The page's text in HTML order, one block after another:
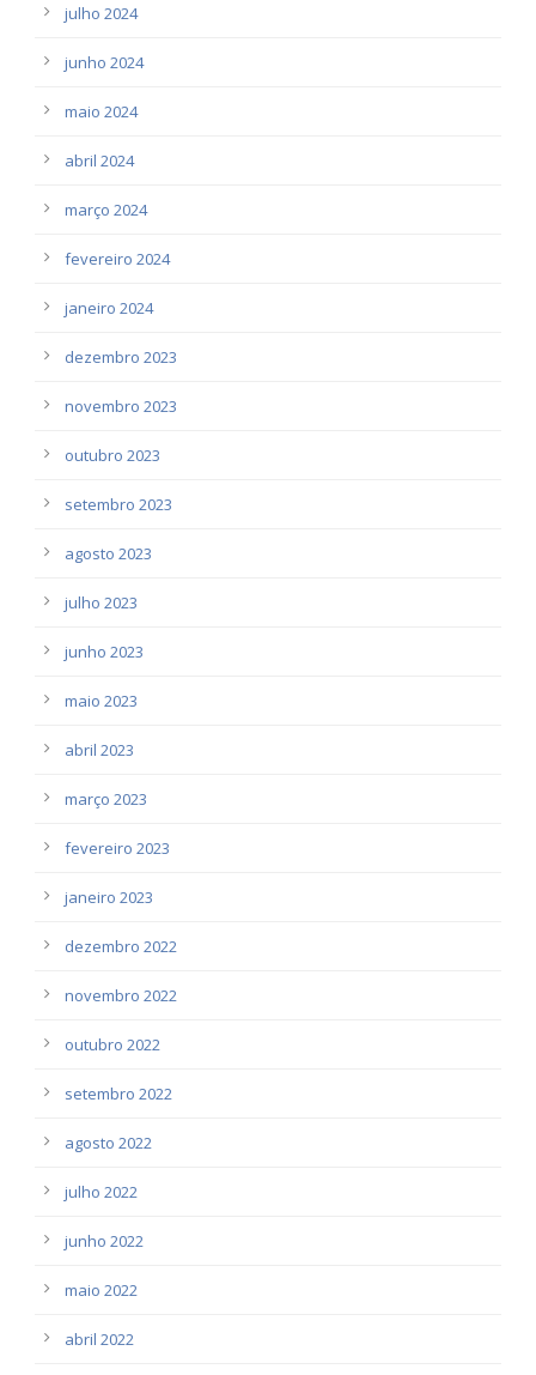
julho 2024
junho 2024
maio 2024
abril 2024
março 2024
fevereiro 2024
janeiro 2024
dezembro 2023
novembro 2023
outubro 2023
setembro 2023
agosto 2023
julho 2023
junho 2023
maio 2023
abril 2023
março 2023
fevereiro 2023
janeiro 2023
dezembro 2022
novembro 2022
outubro 2022
setembro 2022
agosto 2022
julho 2022
junho 2022
maio 2022
abril 2022